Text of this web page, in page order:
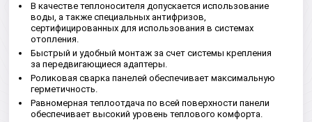
В качестве теплоносителя допускается использование
воды, а также специальных антифризов,
сертифицированных для использования в системах
отопления.
Быстрый и удобный монтаж за счет системы крепления
за передвигающиеся адаптеры.
Роликовая сварка панелей обеспечивает максимальную
герметичность.
Равномерная теплоотдача по всей поверхности панели
обеспечивает высокий уровень теплового комфорта.